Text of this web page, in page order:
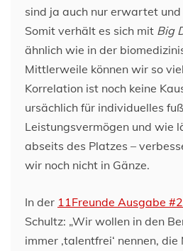
sind ja auch nur erwartet
Somit verhält es sich mit Big
ähnlich wie in der
Mittlerweile können wir so
Korrelation ist noch keine
ursächlich für individuelles
Leistungsvermögen und wie
abseits des Platzes –
wir noch nicht in Gänze.
In der 11Freunde Ausgabe
Schultz: „Wir wollen in den
immer ‚talentfrei‘ nennen, die